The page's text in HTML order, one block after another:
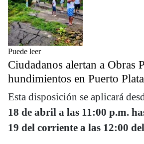
Puede leer
Ciudadanos alertan a Obras
hundimientos en Puerto Plata
Esta disposición se aplicará
18 de abril a las 11:00 p.m.
19 del corriente a las 12:00